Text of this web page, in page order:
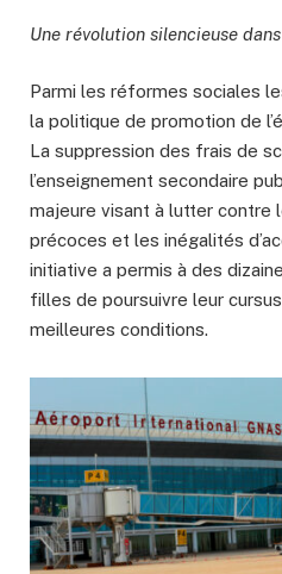
Une révolution silencieuse
Parmi les réformes sociales
la politique de promotion de
La suppression des frais de
l’enseignement secondaire
majeure visant à lutter contre
précoces et les inégalités
initiative a permis à des
filles de poursuivre leur
meilleures conditions.